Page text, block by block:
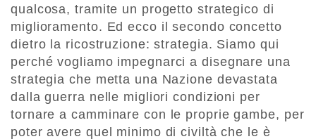
qualcosa, tramite un progetto strategico di
miglioramento. Ed ecco il secondo concetto
dietro la ricostruzione: strategia. Siamo qui
perché vogliamo impegnarci a disegnare una
strategia che metta una Nazione devastata
dalla guerra nelle migliori condizioni per
tornare a camminare con le proprie gambe, per
poter avere quel minimo di civiltà che le è